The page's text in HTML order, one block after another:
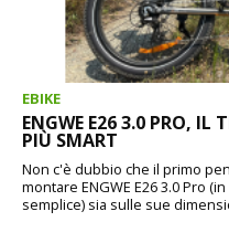
EBIKE
ENGWE E26 3.0 PRO, IL
PIÙ SMART
Non c'è dubbio che il primo
montare ENGWE E26 3.0 Pro
semplice) sia sulle sue